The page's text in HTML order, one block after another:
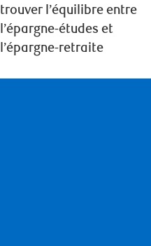
trouver l’équilibre entre
l’épargne-études et
l’épargne-retraite